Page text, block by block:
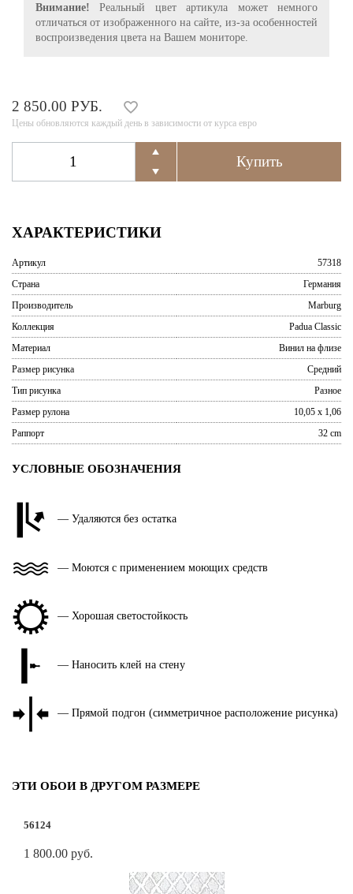
Внимание! Реальный цвет артикула может немного
отличаться от изображенного на сайте, из-за особенностей
воспроизведения цвета на Вашем мониторе.
2 850.00 РУБ.
Цены обновляются каждый день в зависимости от курса евро
ХАРАКТЕРИСТИКИ
Артикул
57318
Страна
Германия
Производитель
Marburg
Коллекция
Padua Classic
Материал
Винил на флизе
Размер рисунка
Средний
Тип рисунка
Разное
Размер рулона
10,05 x 1,06
Раппорт
32 cm
УСЛОВНЫЕ ОБОЗНАЧЕНИЯ
— Удаляются без остатка
— Моются с применением моющих средств
— Хорошая светостойкость
— Наносить клей на стену
— Прямой подгон (симметричное расположение рисунка)
ЭТИ ОБОИ В ДРУГОМ РАЗМЕРЕ
56124
1 800.00 руб.